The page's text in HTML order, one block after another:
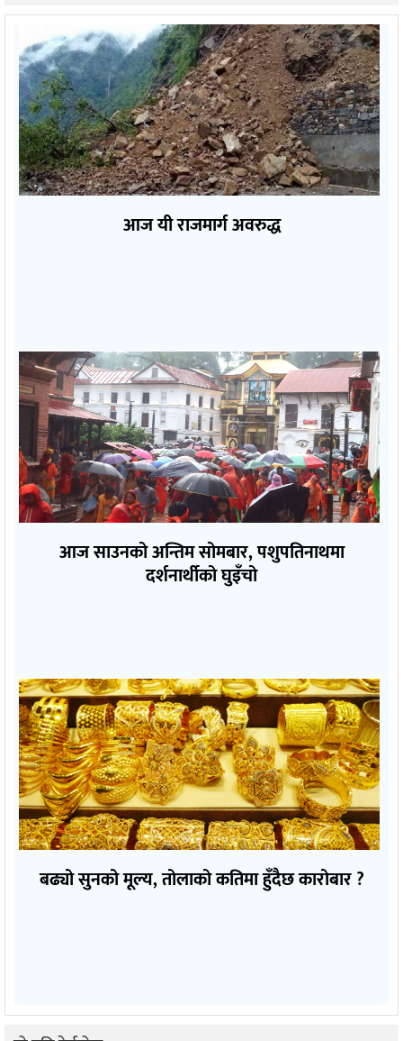
आज यी राजमार्ग अवरुद्ध
आज साउनको अन्तिम सोमबार, पशुपतिनाथमा
दर्शनार्थीको घुइँचो
बढ्यो सुनको मूल्य, तोलाको कतिमा हुँदैछ कारोबार ?